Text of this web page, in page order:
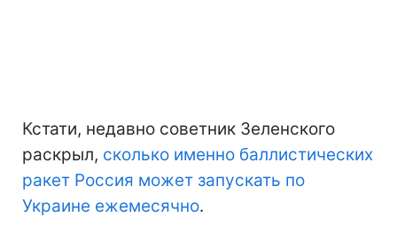
Кстати, недавно советник Зеленского
раскрыл, сколько именно баллистических
ракет Россия может запускать по
Украине ежемесячно.